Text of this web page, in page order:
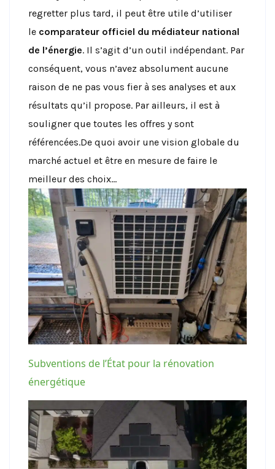
regretter plus tard, il peut être utile d’utiliser
le comparateur officiel du médiateur national
de l’énergie. Il s’agit d’un outil indépendant. Par
conséquent, vous n’avez absolument aucune
raison de ne pas vous fier à ses analyses et aux
résultats qu’il propose. Par ailleurs, il est à
souligner que toutes les offres y sont
référencées.De quoi avoir une vision globale du
marché actuel et être en mesure de faire le
meilleur des choix…
Subventions de l’État pour la rénovation
énergétique